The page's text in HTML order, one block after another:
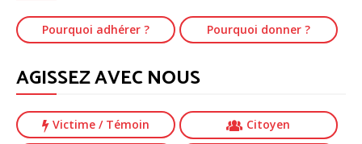
Pourquoi adhérer ? Pourquoi donner ?
AGISSEZ AVEC NOUS
Victime / Témoin Citoyen